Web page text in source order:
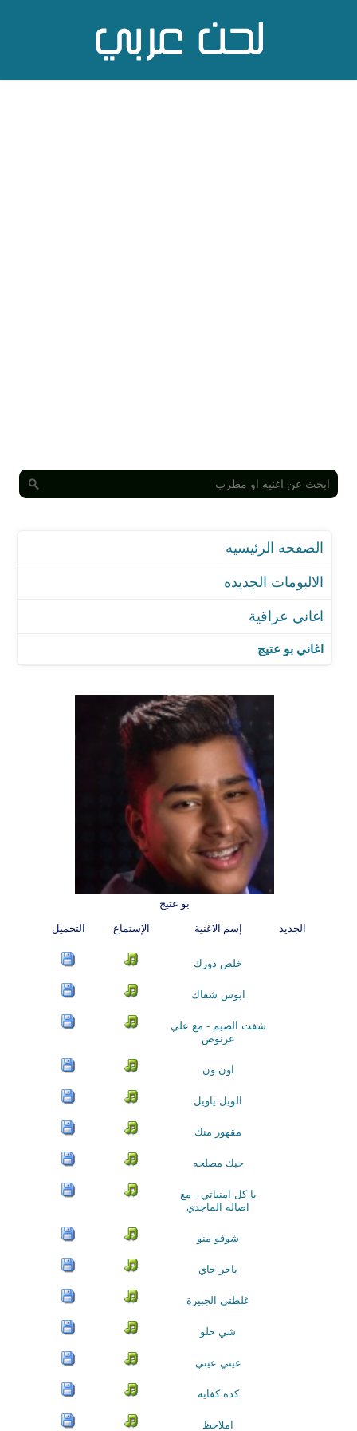
الالبومات الجديده
اغاني بو عتيج
بو عتيج
الجديد إسم الاغنية الإستماع التحميل
خلص دورك
ابوس شفاك
شفت الضيم - مع علي
عرنوص
اون ون
الويل ياويل
مقهور منك
حبك مصلحه
يا كل امنياتي - مع
اصاله الماجدي
شوفو منو
باجر جاي
غلطتي الجبيرة
شي حلو
عيني عيني
كده كفايه
املاحظ